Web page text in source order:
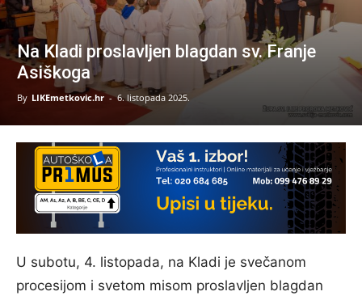
Na Kladi proslavljen blagdan sv. Franje
Asiškoga
By LIKEmetkovic.hr - 6. listopada 2025.
U subotu, 4. listopada, na Kladi je svečanom
procesijom i svetom misom proslavljen blagdan